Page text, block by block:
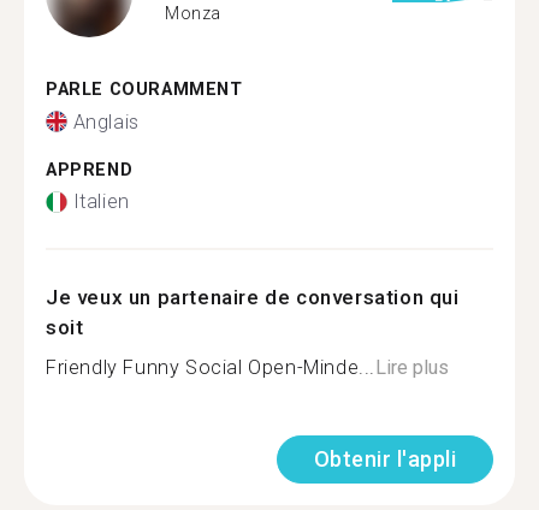
Monza
PARLE COURAMMENT
Anglais
APPREND
Italien
Je veux un partenaire de conversation qui
soit
Friendly Funny Social Open-Minde...Lire plus
Obtenir l'appli